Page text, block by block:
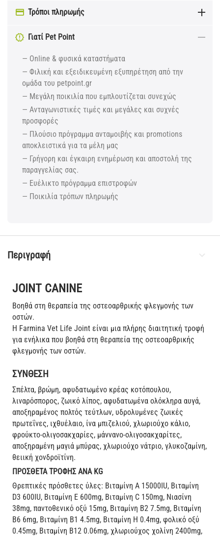
Τρόποι πληρωμής
Γιατί Pet Point
— Online & φυσικά καταστήματα
— Φιλική και εξειδικευμένη εξυπηρέτηση από την
ομάδα του petpoint.gr
— Μεγάλη ποικιλία που εμπλουτίζεται συνεχώς
— Ανταγωνιστικές τιμές και μεγάλες και συχνές
προσφορές
— Πλούσιο πρόγραμμα ανταμοιβής και promotions
αποκλειστικά για τα μέλη μας
— Γρήγορη και έγκαιρη ενημέρωση και αποστολή της
παραγγελίας σας.
— Ευέλικτο πρόγραμμα επιστροφών
— Ποικιλία τρόπων πληρωμής
Περιγραφή
JOINT CANINE
Βοηθά στη θεραπεία της οστεοαρθρικής φλεγμονής των
οστών.
Η Farmina Vet Life Joint είναι μια πλήρης διαιτητική τροφή
για ενήλικα που βοηθά στη θεραπεία της οστεοαρθρικής
φλεγμονής των οστών.
ΣΥΝΘΕΣΗ
Σπέλτα, βρώμη, αφυδατωμένο κρέας κοτόπουλου,
λιναρόσπορος, ζωικό λίπος, αφυδατωμένα ολόκληρα αυγά,
αποξηραμένος πολτός τεύτλων, υδρολυμένες ζωικές
πρωτεΐνες, ιχθυέλαιο, ίνα μπιζελιού, χλωριούχο κάλιο,
φρούκτο-ολιγοσακχαρίες, μάννανο-ολιγοσακχαρίτες,
αποξηραμένη μαγιά μπύρας, χλωριούχο νάτριο, γλυκοζαμίνη,
θειική χονδροϊτίνη.
ΠΡΟΣΘΕΤΑ ΤΡΟΦΗΣ ΑΝΑ KG
Θρεπτικές πρόσθετες ύλες: Βιταμίνη Α 15000ΙU, Βιταμίνη
D3 600IU, Βιταμίνη Ε 600mg, Βιταμίνη C 150mg, Νιασίνη
38mg, παντοθενικό οξύ 15mg, Βιταμίνη Β2 7.5mg, Βιταμίνη
Β6 6mg, Βιταμίνη Β1 4.5mg, Βιταμίνη Η 0.4mg, φολικό οξύ
0.45mg, Βιταμίνη Β12 0.06mg, χλωριούχος χολίνη 2400mg,